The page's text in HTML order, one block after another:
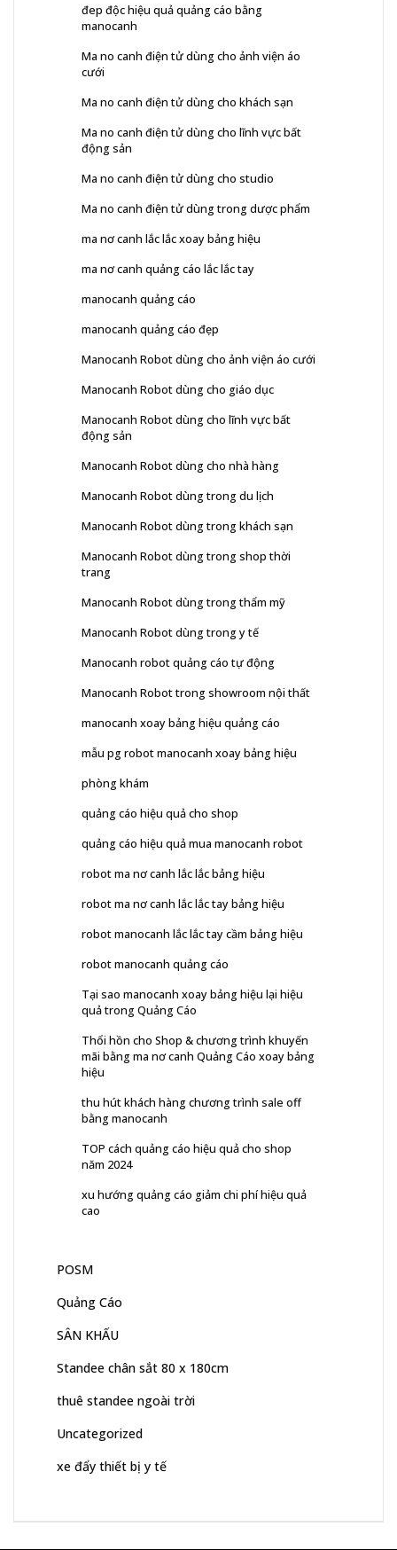
đep độc hiệu quả quảng cáo bằng
manocanh
Ma no canh điện tử dùng cho ảnh viện áo
cưới
Ma no canh điện tử dùng cho khách sạn
Ma no canh điện tử dùng cho lĩnh vực bất
động sản
Ma no canh điện tử dùng cho studio
Ma no canh điện tử dùng trong dược phẩm
ma nơ canh lắc lắc xoay bảng hiệu
ma nơ canh quảng cáo lắc lắc tay
manocanh quảng cáo
manocanh quảng cáo đẹp
Manocanh Robot dùng cho ảnh viện áo cưới
Manocanh Robot dùng cho giáo dục
Manocanh Robot dùng cho lĩnh vực bất
động sản
Manocanh Robot dùng cho nhà hàng
Manocanh Robot dùng trong du lịch
Manocanh Robot dùng trong khách sạn
Manocanh Robot dùng trong shop thời
trang
Manocanh Robot dùng trong thẩm mỹ
Manocanh Robot dùng trong y tế
Manocanh robot quảng cáo tự động
Manocanh Robot trong showroom nội thất
manocanh xoay bảng hiệu quảng cáo
mẫu pg robot manocanh xoay bảng hiệu
phòng khám
quảng cáo hiệu quả cho shop
quảng cáo hiệu quả mua manocanh robot
robot ma nơ canh lắc lắc bảng hiệu
robot ma nơ canh lắc lắc tay bảng hiệu
robot manocanh lắc lắc tay cầm bảng hiệu
robot manocanh quảng cáo
Tại sao manocanh xoay bảng hiệu lại hiệu
quả trong Quảng Cáo
Thổi hồn cho Shop & chương trình khuyến
mãi bằng ma nơ canh Quảng Cáo xoay bảng
hiệu
thu hút khách hàng chương trình sale off
bằng manocanh
TOP cách quảng cáo hiệu quả cho shop
năm 2024
xu hướng quảng cáo giảm chi phí hiệu quả
cao
POSM
Quảng Cáo
SÂN KHẤU
Standee chân sắt 80 x 180cm
thuê standee ngoài trời
Uncategorized
xe đẩy thiết bị y tế